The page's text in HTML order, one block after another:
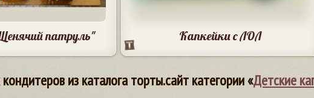
патруль" Капкейки с ЛОЛ
из каталога торты.сайт категории «Детские